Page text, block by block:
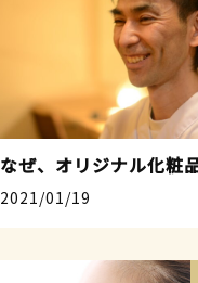
なぜ、オリジナル化粧
2021/01/19